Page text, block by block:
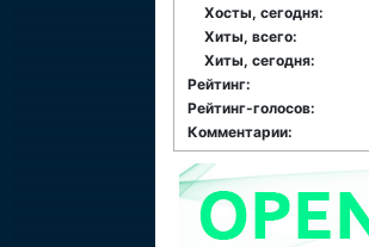
Хосты, сегодня:
Хиты, всего:
Хиты, сегодня:
Рейтинг:
Рейтинг-голосов:
Комментарии: